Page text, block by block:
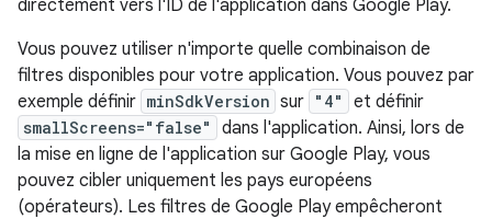
directement vers l'ID de l'application dans Google Play.
Vous pouvez utiliser n'importe quelle combinaison de
filtres disponibles pour votre application. Vous pouvez par
exemple définir minSdkVersion sur "4" et définir
smallScreens="false"
dans l'application. Ainsi, lors de
la mise en ligne de l'application sur Google Play, vous
pouvez cibler uniquement les pays européens
(opérateurs). Les filtres de Google Play empêcheront